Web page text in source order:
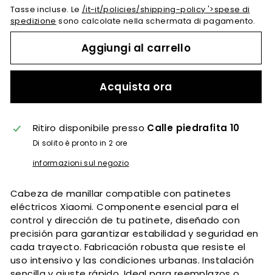
Tasse incluse. Le /it-it/policies/shipping-policy '>spese di
spedizione sono calcolate nella schermata di pagamento.
Aggiungi al carrello
Acquista ora
Ritiro disponibile presso Calle piedrafita 10
Di solito è pronto in 2 ore
informazioni sul negozio
Cabeza de manillar compatible con patinetes
eléctricos Xiaomi. Componente esencial para el
control y dirección de tu patinete, diseñado con
precisión para garantizar estabilidad y seguridad en
cada trayecto. Fabricación robusta que resiste el
uso intensivo y las condiciones urbanas. Instalación